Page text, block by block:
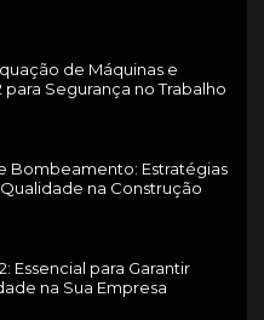
de Máquinas e
Segurança no Trabalho
Bombeamento: Estratégias
na Construção
Essencial para Garantir
na Sua Empresa